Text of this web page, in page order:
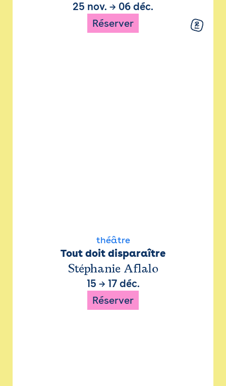
25 nov. → 06 déc.
Réserver
théâtre
Tout doit disparaître
Stéphanie Aflalo
15 → 17 déc.
Réserver